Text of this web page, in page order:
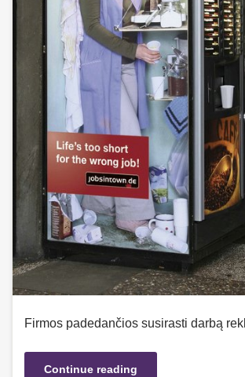
Firmos padedančios susirasti darbą
Continue reading